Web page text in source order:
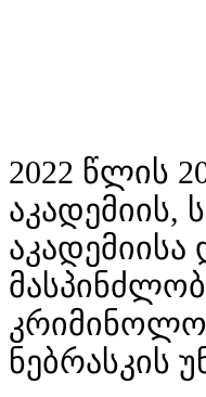
2022 წლის
აკადემიის,
ნებრასკის